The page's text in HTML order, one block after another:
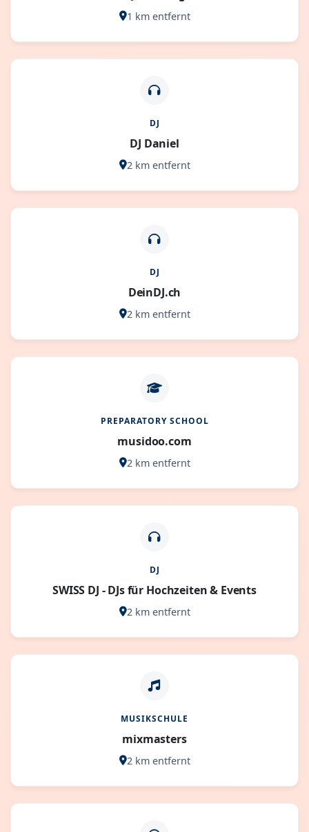
1 km entfernt
DJ
DJ Daniel
2 km entfernt
DJ
DeinDJ.ch
2 km entfernt
PREPARATORY SCHOOL
musidoo.com
2 km entfernt
DJ
SWISS DJ - DJs für Hochzeiten & Events
2 km entfernt
MUSIKSCHULE
mixmasters
2 km entfernt